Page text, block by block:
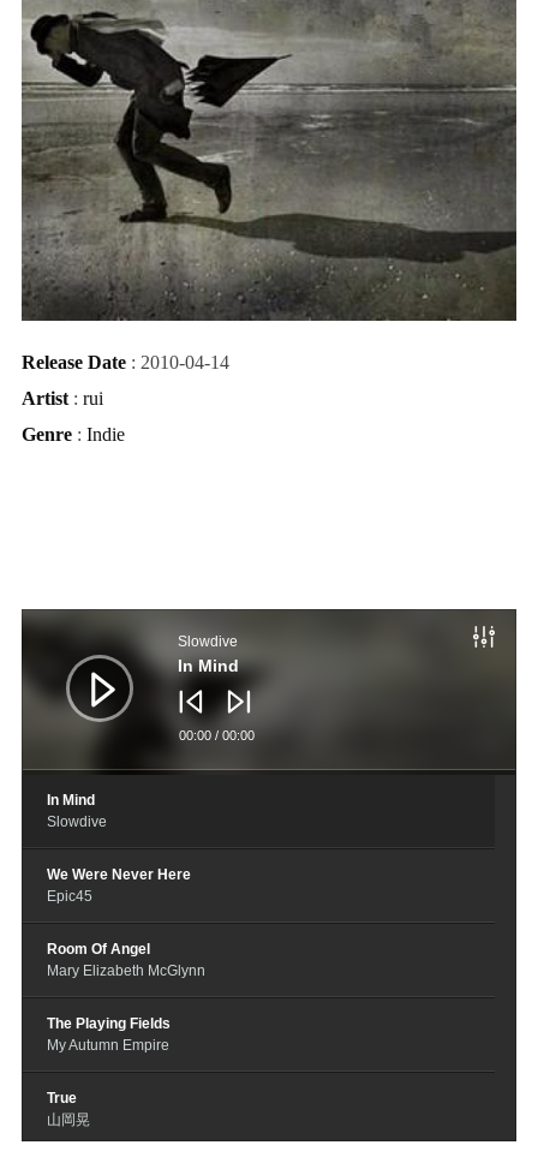
Slowdive
In Mind
00:00/ 00:00
In Mind
Slowdive
We Were Never Here
Epic45
Room Of Angel
Mary Elizabeth McGlynn
The Playing Fields
My Autumn Empire
True
山岡晃
Release Date: 2010-04-14
Artist: rui
Genre: Indie